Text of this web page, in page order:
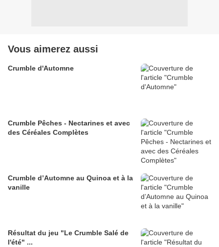
Vous aimerez aussi
Crumble d'Automne
Crumble Pêches - Nectarines et avec
des Céréales Complètes
Crumble d’Automne au Quinoa et à la
vanille
Résultat du jeu "Le Crumble Salé de
l'été" ...